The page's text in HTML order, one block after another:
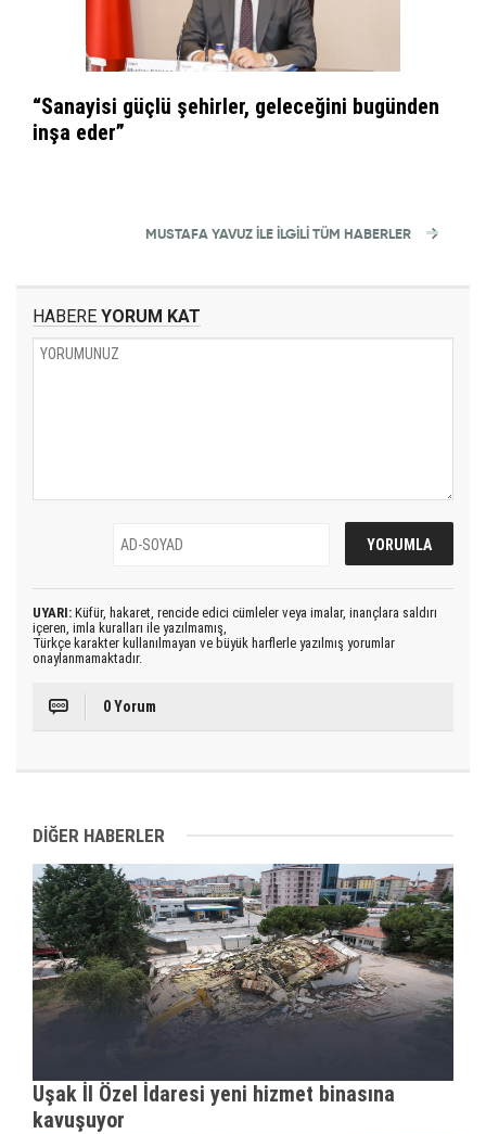
“Sanayisi güçlü şehirler, geleceğini bugünden
inşa eder”
MUSTAFA YAVUZ İLE İLGİLİ TÜM HABERLER
HABERE YORUM KAT
UYARI: Küfür, hakaret, rencide edici cümleler veya imalar, inançlara saldırı
içeren, imla kuralları ile yazılmamış,
Türkçe karakter kullanılmayan ve büyük harflerle yazılmış yorumlar
onaylanmamaktadır.
0 Yorum
DİĞER HABERLER
Uşak İl Özel İdaresi yeni hizmet binasına
kavuşuyor